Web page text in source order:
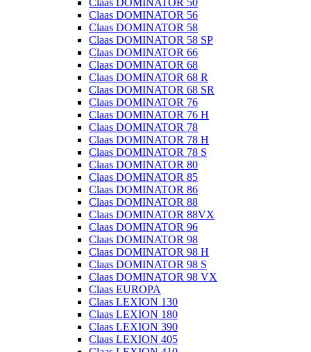
Claas DOMINATOR 50
Claas DOMINATOR 56
Claas DOMINATOR 58
Claas DOMINATOR 58 SP
Claas DOMINATOR 66
Claas DOMINATOR 68
Claas DOMINATOR 68 R
Claas DOMINATOR 68 SR
Claas DOMINATOR 76
Claas DOMINATOR 76 H
Claas DOMINATOR 78
Claas DOMINATOR 78 H
Claas DOMINATOR 78 S
Claas DOMINATOR 80
Claas DOMINATOR 85
Claas DOMINATOR 86
Claas DOMINATOR 88
Claas DOMINATOR 88VX
Claas DOMINATOR 96
Claas DOMINATOR 98
Claas DOMINATOR 98 H
Claas DOMINATOR 98 S
Claas DOMINATOR 98 VX
Claas EUROPA
Claas LEXION 130
Claas LEXION 180
Claas LEXION 390
Claas LEXION 405